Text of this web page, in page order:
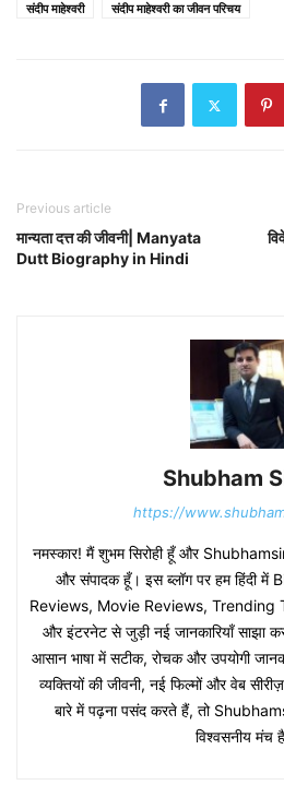
संदीप माहेश्वरी
संदीप माहेश्वरी का जीवन परिचय
Previous article
मान्यता दत्त की जीवनी| Manyata
Dutt Biography in Hindi
Shubham
https://
नमस्कार! मैं शुभम सिरोही हूँ और
और संपादक हूँ। इस ब्लॉग पर हम हिंदी
Reviews, Movie Reviews, Trending
और इंटरनेट से जुड़ी नई जानकारियाँ साझा
आसान भाषा में सटीक, रोचक और उपयोगी
व्यक्तियों की जीवनी, नई फिल्मों और वेब
बारे में पढ़ना पसंद करते हैं, तो
विश्वसनीय मंच